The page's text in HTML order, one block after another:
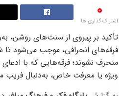
0
اشتراک گذاری ها
تأکید بر پیروی از سنت‌های روشن،
فرقه‌های انحرافی، موجب می‌شود تا
منحرف نشوند؛ فرقه‌هایی که با
ویژه یا معرفت خاص، به‌دنبال فریب